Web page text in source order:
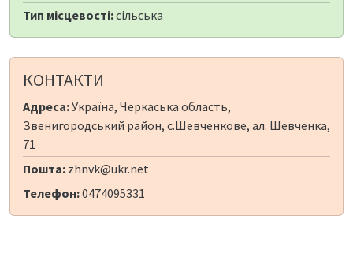
Тип місцевості:сільська
КОНТАКТИ
Адреса:Україна, Черкаська область,
Звенигородський район, с.Шевченкове, ал. Шевченка,
71
Пошта: zhnvk@ukr.net
Телефон:0474095331